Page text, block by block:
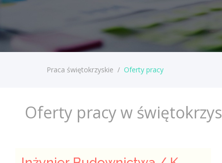
Praca świętokrzyskie / Oferty pracy
Oferty pracy w